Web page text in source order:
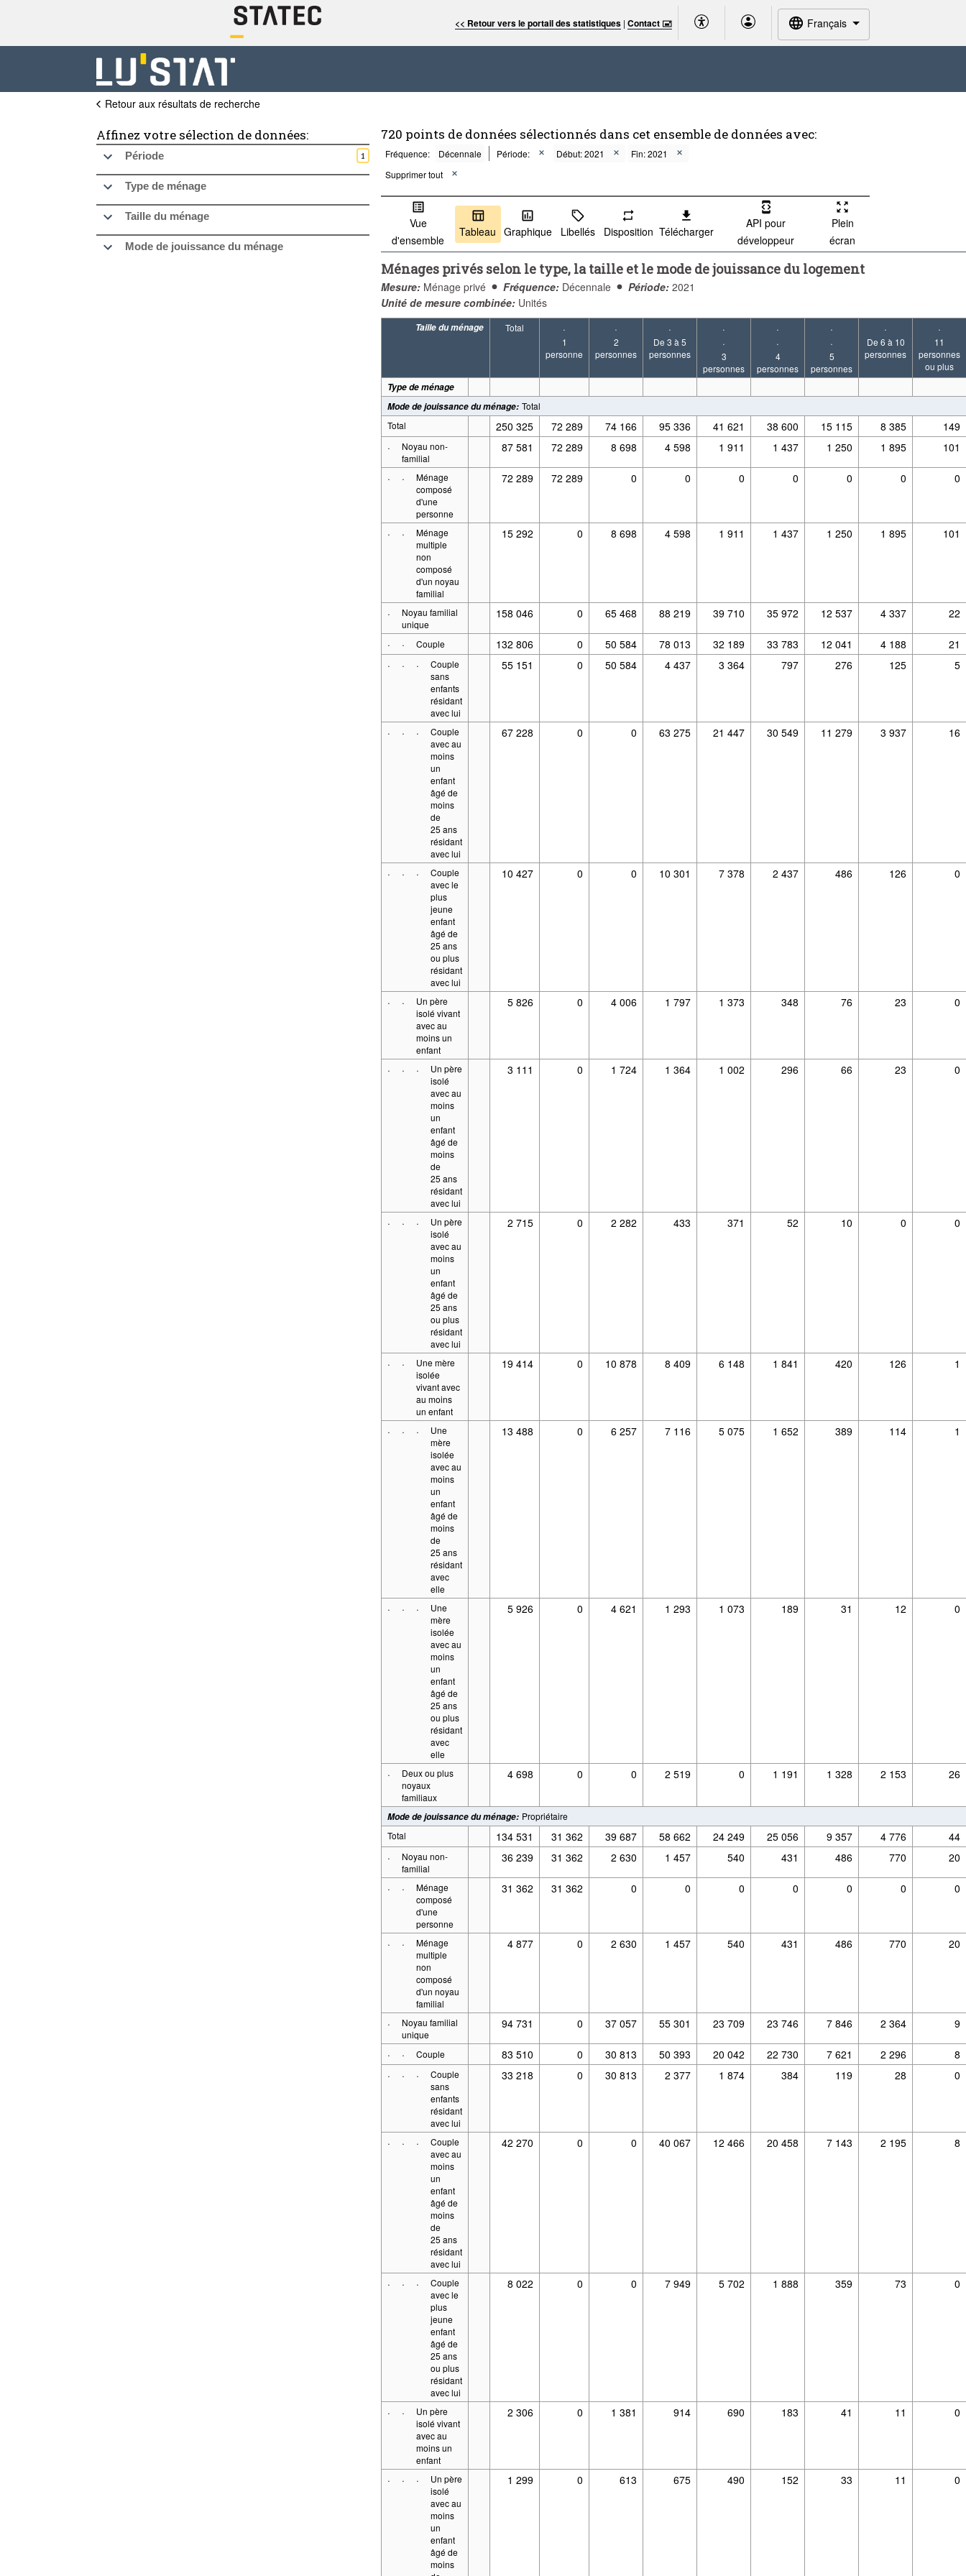
<< Retour vers le portail des statistiques |Contact 🖃 Français
Retour aux résultats de recherche
Affinez votre sélection de données:
Période 1
Type de ménage
Taille du ménage
Mode de jouissance du ménage
720 points de données sélectionnés dans cet ensemble de données avec:
Fréquence: Décennale Période: Début: 2021
Fin: 2021
Supprimer tout
Vue
d'ensemble
Tableau Graphique Libellés Disposition Télécharger
API pour
développeur
Plein
écran
Ménages privés selon le type, la taille et le mode de jouissance du logement
Mesure: Ménage privé Fréquence: Décennale Période: 2021
Unité de mesure combinée: Unités
Taille du ménage Total ·
1
personne
·
2
personnes
·
De 3 à 5
personnes
·
·
3
personnes
·
·
4
personnes
·
·
5
personnes
·
De 6 à 10
personnes
·
11
personnes
ou plus
Type de ménage
Mode de jouissance du ménage: Total
Total
250 325 72 289 74 166 95 336 41 621 38 600 15 115 8 385
149
·
Noyau non-
familial
87 581 72 289 8 698 4 598 1 911 1 437 1 250 1 895 101
· ·Ménage
composé
d'une
personne
72 289 72 289 0 0 0 0 0 0 0
· ·Ménage
multiple
non
composé
d'un noyau
familial
15 292 0 8 698 4 598 1 911 1 437 1 250 1 895 101
·
Noyau familial
unique
158 046 0 65 468 88 219 39 710 35 972 12 537 4 337 22
· ·Couple 132 806 0 50 584 78 013 32 189 33 783 12 041 4 188
21
· · ·Couple
sans
enfants
résidant
avec lui
55 151 0 50 584 4 437 3 364 797 276 125 5
· · ·Couple
avec au
moins
un
enfant
âgé de
moins
de
25 ans
résidant
avec lui
67 228 0 0 63 275 21 447 30 549 11 279 3 937 16
· · ·Couple
avec le
plus
jeune
enfant
âgé de
25 ans
ou plus
résidant
avec lui
10 427 0 0 10 301 7 378 2 437 486 126 0
· ·
Un père
isolé vivant
avec au
moins un
enfant
5 826 0 4 006 1 797 1 373 348 76 23 0
· · ·
Un père
isolé
avec au
moins
un
enfant
âgé de
moins
de
25 ans
résidant
avec lui
3 111 0 1 724 1 364 1 002 296 66 23 0
· · ·
Un père
isolé
avec au
moins
un
enfant
âgé de
25 ans
ou plus
résidant
avec lui
2 715 0 2 282 433 371 52 10 0 0
· ·
Une mère
isolée
vivant avec
au moins
un enfant
19 414 0 10 878 8 409 6 148 1 841 420 126 1
· · ·
Une
mère
isolée
avec au
moins
un
enfant
âgé de
moins
de
25 ans
résidant
avec
elle
13 488 0 6 257 7 116 5 075 1 652 389 114 1
· · ·
Une
mère
isolée
avec au
moins
un
enfant
âgé de
25 ans
ou plus
résidant
avec
elle
5 926 0 4 621 1 293 1 073 189 31 12 0
·
Deux ou plus
noyaux
familiaux
4 698 0 0 2 519 0 1 191 1 328 2 153 26
Mode de jouissance du ménage: Propriétaire
Total
134 531 31 362 39 687 58 662 24 249 25 056 9 357 4 776
44
·
Noyau non-
familial
36 239 31 362 2 630 1 457 540 431 486 770 20
· ·Ménage
composé
d'une
personne
31 362 31 362 0 0 0 0 0 0 0
· ·Ménage
multiple
non
composé
d'un noyau
familial
4 877 0 2 630 1 457 540 431 486 770 20
·
Noyau familial
unique
94 731 0 37 057 55 301 23 709 23 746 7 846 2 364 9
· ·Couple 83 510 0 30 813 50 393 20 042 22 730 7 621 2 296
8
· · ·Couple
sans
enfants
résidant
avec lui
33 218 0 30 813 2 377 1 874 384 119 28 0
· · ·Couple
avec au
moins
un
enfant
âgé de
moins
de
25 ans
résidant
avec lui
42 270 0 0 40 067 12 466 20 458 7 143 2 195 8
· · ·Couple
avec le
plus
jeune
enfant
âgé de
25 ans
ou plus
résidant
avec lui
8 022 0 0 7 949 5 702 1 888 359 73 0
· ·
Un père
isolé vivant
avec au
moins un
enfant
2 306 0 1 381 914 690 183 41 11 0
· · ·
Un père
isolé
avec au
moins
un
enfant
âgé de
moins
1 299 0 613 675 490 152 33 11 0